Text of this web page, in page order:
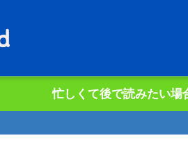
忙しくて後で読みたい場